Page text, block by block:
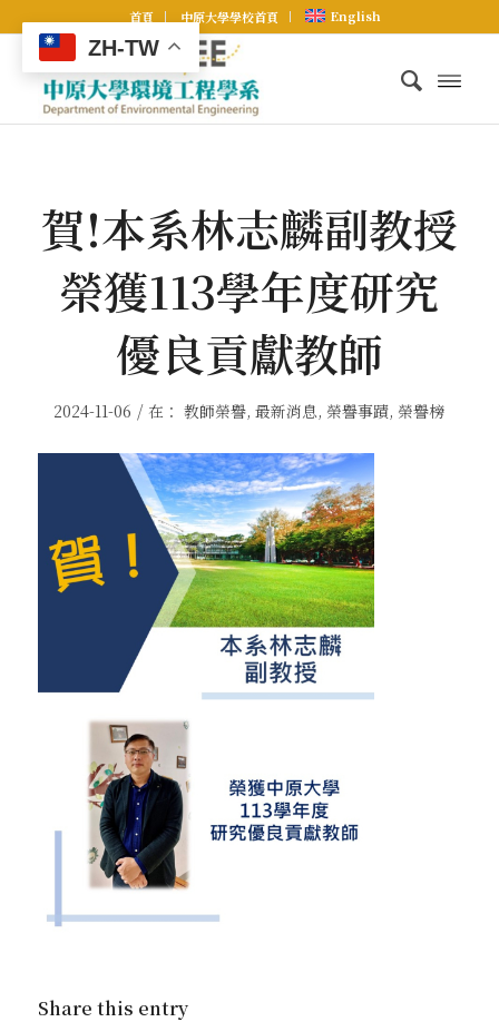
首頁 中原大學學校首頁 English
賀!本系林志麟副教授
榮獲113學年度研究
優良貢獻教師
2024-11-06 / 在：教師榮譽,最新消息, 榮譽事蹟, 榮譽榜
Share this entry
ZH-TW